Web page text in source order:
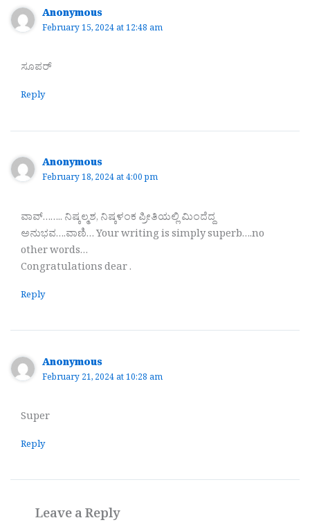
Anonymous
February 15, 2024 at 12:48 am
ಸೂಪರ್
Reply
Anonymous
February 18, 2024 at 4:00 pm
ವಾವ್…….. ನಿಷ್ಕಲ್ಮಶ, ನಿಷ್ಕಳಂಕ ಪ್ರೀತಿಯಲ್ಲಿ ಮಿಂದೆದ್ದ
ಅನುಭವ….ವಾಣಿ… Your writing is simply superb….no
other words…
Congratulations dear .
Reply
Anonymous
February 21, 2024 at 10:28 am
Super
Reply
Leave a Reply